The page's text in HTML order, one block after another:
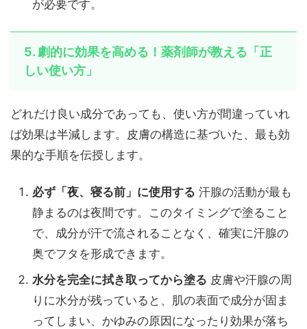
が必要です。
5. 劇的に効果を高める！薬剤師が教える「正
しい使い方」
どれだけ良い成分であっても、使い方が間違っていれ
ば効果は半減します。皮膚の構造に基づいた、最も効
果的な手順を伝授します。
必ず「夜、寝る前」に使用する 汗腺の活動が最も
静まるのは夜間です。このタイミングで塗ること
で、成分が汗で流されることなく、確実に汗腺の
奥でフタを形成できます。
水分を完全に拭き取ってから塗る 皮膚や汗腺の周
りに水分が残っていると、肌の表面で成分が固ま
ってしまい、かゆみの原因になったり効果が落ち